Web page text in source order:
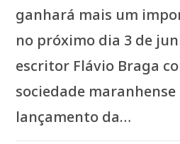
ganhará mais um
no próximo dia 3 de
escritor Flávio Braga
sociedade
lançamento da…